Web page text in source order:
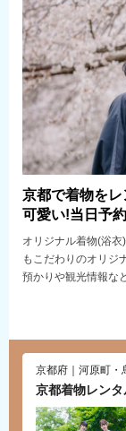
京都で着物を
可愛い!当日予
が沢山。翌日
オリジナル着物(浴
もこだわりのオリジ
預かりや観光情報な
京都府｜河原町・
京都着物レン